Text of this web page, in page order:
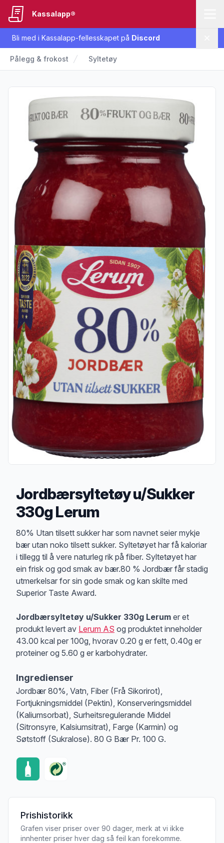
Bli med i Kassalapp-fellesskapet på Discord
Kassalapp®
Pålegg & frokost Syltetøy
Jordbærsyltetøy u/Sukker
330g Lerum
Produktbeskrivelse
80% Utan tilsett sukker har som navnet seier mykje
bær utan noko tilsett sukker. Syltetøyet har få kaloriar
i tillegg til å vere naturleg rik på fiber. Syltetøyet har
ein frisk og god smak av bær.80 % Jordbær får stadig
utmerkelsar for sin gode smak og kan skilte med
Superior Taste Award.
Jordbærsyltetøy u/Sukker 330g Lerum er et
produkt levert av Lerum AS og produktet inneholder
43.00 kcal per 100g, hvorav 0.20 g er fett, 0.40g er
proteiner og 5.60 g er karbohydrater.
Ingredienser
Jordbær 80%, Vatn, Fiber (Frå Sikorirot),
Fortjukningsmiddel (Pektin), Konserveringsmiddel
(Kaliumsorbat), Surheitsregulerande Middel
(Sitronsyre, Kalsiumsitrat), Farge (Karmin) og
Søtstoff (Sukralose). 80 G Bær Pr. 100 G.
Prishistorikk
Grafen viser priser over 90 dager, merk at vi ikke
innhenter priser hver dag så feil kan forekomme.